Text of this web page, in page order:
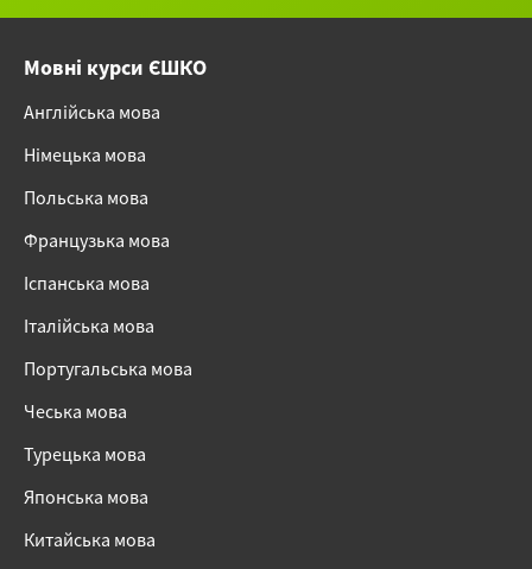
Мовні курси ЄШКО
Англійська мова
Німецька мова
Польська мова
Французька мова
Іспанська мова
Італійська мова
Португальська мова
Чеська мова
Турецька мова
Японська мова
Китайська мова